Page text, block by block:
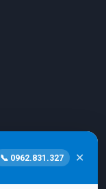
📞 0962.831.327 ✕